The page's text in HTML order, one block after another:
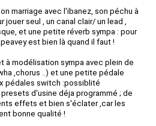
marriage avec l'ibanez, son péchu à
jouer seul , un canal clair/ un lead ,
et une petite réverb sympa : pour
est bien là quand il faut !
à modélisation sympa avec plein de
,chorus ..) et une petite pédale
pédales switch :possiblité
d'usine déja programmé ; de
effets et bien s'éclater ,car les
bonne qualité !